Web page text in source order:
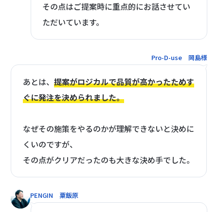
その点はご提案時に重点的にお話させてい
ただいています。
Pro-D-use 岡島様
あとは、提案がロジカルで品質が高かったためす
ぐに発注を決められました。
なぜその施策をやるのかが理解できないと決めに
くいのですが、
その点がクリアだったのも大きな決め手でした。
PENGIN 粟飯原